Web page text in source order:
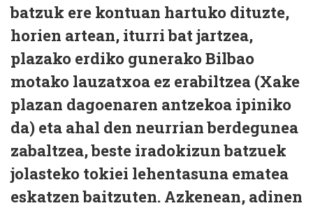
batzuk ere kontuan hartuko dituzte,
horien artean, iturri bat jartzea,
plazako erdiko gunerako Bilbao
motako lauzatxoa ez erabiltzea (Xake
plazan dagoenaren antzekoa ipiniko
da) eta ahal den neurrian berdegunea
zabaltzea, beste iradokizun batzuek
jolasteko tokiei lehentasuna ematea
eskatzen baitzuten. Azkenean, adinen